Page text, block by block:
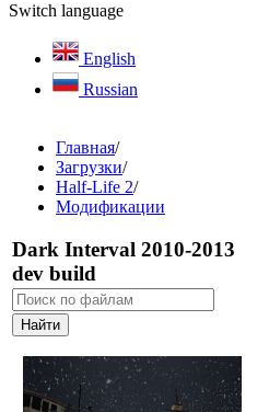
Switch language
English
Russian
Главная/
Загрузки/
Half-Life 2/
Модификации
Dark Interval 2010-2013
dev build